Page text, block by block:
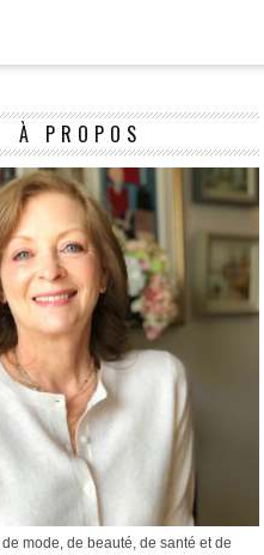
À PROPOS
mode, de beauté, de santé et de